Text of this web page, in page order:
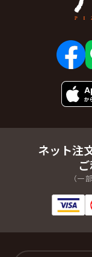
ネット注
（一